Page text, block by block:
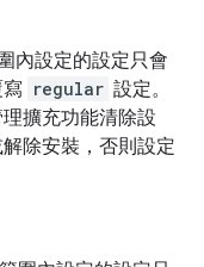
內設定的設定只會
regular 設定。
擴充功能清除設
除安裝，否則設定